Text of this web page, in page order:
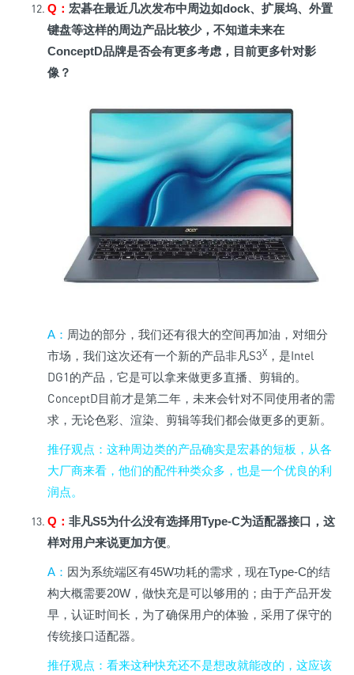
Q ： 宏碁在最近几次发布中周边如dock、扩展坞、外置
键盘等这样的周边产品比较少，不知道未来在
ConceptD品牌是否会有更多考虑，目前更多针对影
像？
A ： 周边的部分，我们还有很大的空间再加油 ，对细分
市场，我们这次还有一个新的产品非凡S3X ，是Intel
DG1 的产品，它是可以拿来做更多直播、剪辑的。
ConceptD目前才是第二年，未来会针对不同使用者的需
求，无论色彩、渲染、剪辑等我们都会做更多的更新。
推仔观点 ：这种周边类的产品确实是宏碁的短板，从各
大厂商来看，他们的配件种类众多，也是一个优良的利
润点。
Q ： 非凡S5为什么没有选择用Type-C为适配器接口，这
样对用户来说更加方便。
A ： 因为系统端区有45W功耗的需求，现在Type-C的结
构大概需要20W，做快充是可以够用的；由于产品开发
早，认证时间长，为了确保用户的体验，采用了保守的
传统接口适配器。
推仔观点 ：看来这种快充还不是想改就能改的，这应该